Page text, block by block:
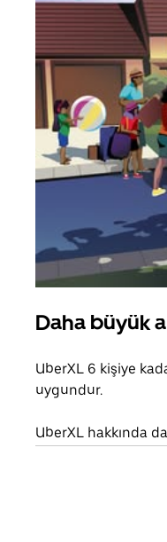
Daha büyük
UberXL 6 kişiye
uygundur.
UberXL hakkında